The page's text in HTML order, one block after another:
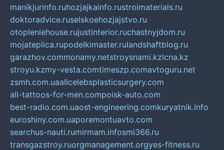
manikjurinfo.ruhozjajkainfo.rustroimaterials.ru
doktoradvice.ruselskoehozjajstvo.ru
otopleniehouse.rujustinterior.ruchastnyjdom.ru
mojateplica.rupodelkimaster.rulandshaftblog.ru
garazhov.commonamy.netstroysnami.kzlcna.kz
stroyu.kzmy-vesta.comtimeszp.comavtoguru.net
zsmh.com.uaallcelebsplasticsurgery.com
all-tattoos-for-men.compoisk-auto.com
best-radio.com.uaost-engineering.comkuryatnik.info
euroshiny.com.uaporemontuavto.com
searchus-nauti.rumirmam.infosmi366.ru
transgazstroy.ruorgmanagement.orgyes-fitness.ru